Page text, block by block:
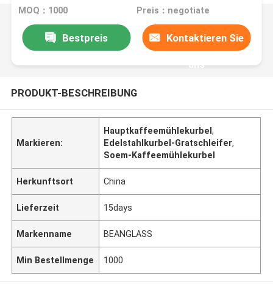
MOQ：1000 Preis：negotiate
Bestpreis Kontaktieren Sie
uns
PRODUKT-BESCHREIBUNG
Markieren:
Hauptkaffeemühlekurbel,
Edelstahlkurbel-Gratschleifer,
Soem-Kaffeemühlekurbel
Herkunftsort China
Lieferzeit 15days
Markenname BEANGLASS
Min Bestellmenge 1000